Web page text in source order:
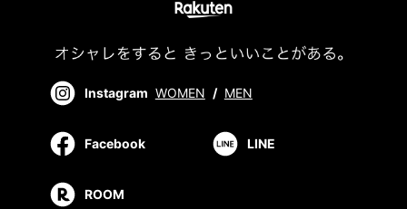
Instagram WOMEN / MEN
Facebook LINE
ROOM